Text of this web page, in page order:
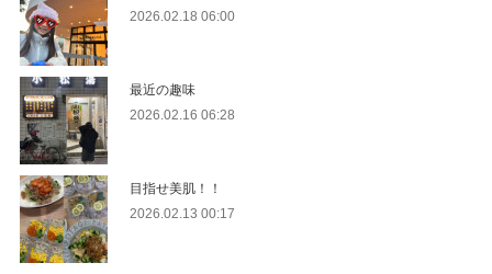
2026.02.18 06:00
最近の趣味
2026.02.16 06:28
目指せ美肌！！
2026.02.13 00:17